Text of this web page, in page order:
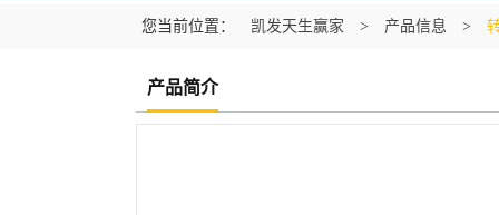
家
您当前位置： 凯发天生赢家 > 产品信息 >
产品简介